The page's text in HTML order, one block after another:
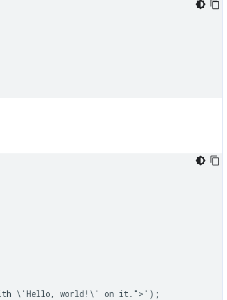
\'Hello, world!\' on it.">');